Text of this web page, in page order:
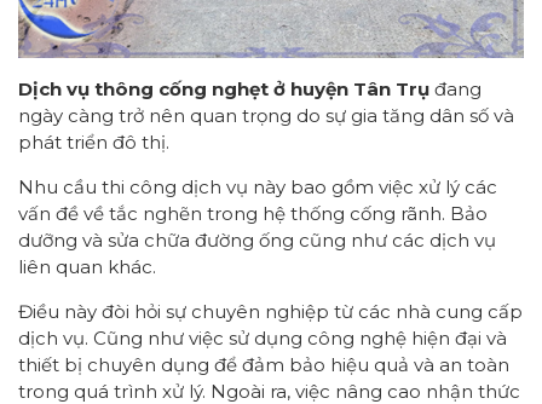
Dịch vụ thông cống nghẹt ở huyện Tân Trụ đang
ngày càng trở nên quan trọng do sự gia tăng dân số và
phát triển đô thị.
Nhu cầu thi công dịch vụ này bao gồm việc xử lý các
vấn đề về tắc nghẽn trong hệ thống cống rãnh. Bảo
dưỡng và sửa chữa đường ống cũng như các dịch vụ
liên quan khác.
Điều này đòi hỏi sự chuyên nghiệp từ các nhà cung cấp
dịch vụ. Cũng như việc sử dụng công nghệ hiện đại và
thiết bị chuyên dụng để đảm bảo hiệu quả và an toàn
trong quá trình xử lý. Ngoài ra, việc nâng cao nhận thức